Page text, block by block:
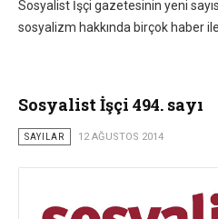
Sosyalist İşçi gazetesinin yeni
sosyalizm hakkında birçok haber
Sosyalist İşçi 494. sayı
SAYILAR 12 AĞUSTOS 2014